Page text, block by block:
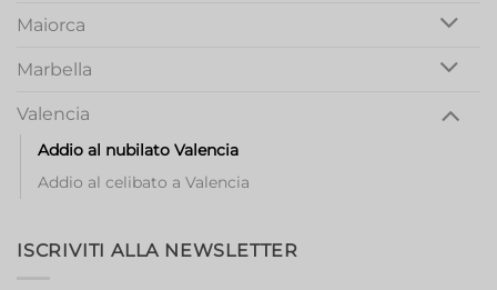
Maiorca
Marbella
Valencia
Addio al nubilato Valencia
Addio al celibato a Valencia
ISCRIVITI ALLA NEWSLETTER